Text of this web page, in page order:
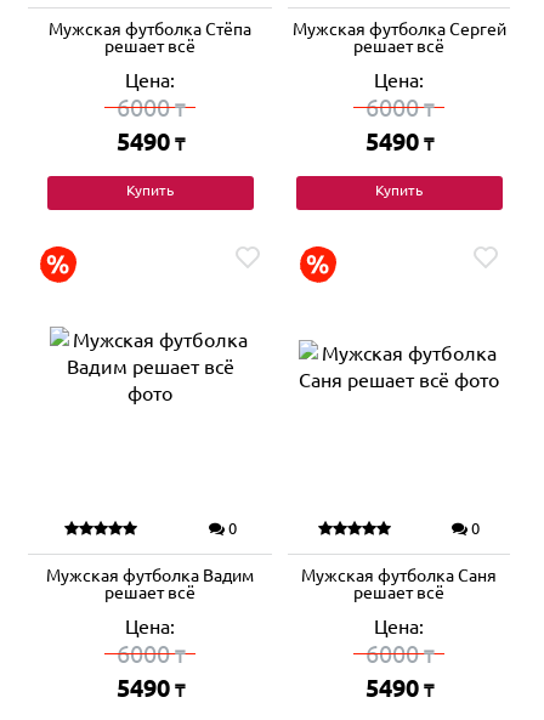
Мужская футболка Стёпа
решает всё
Цена:
6000₸
5490 ₸
Купить
Мужская футболка Сергей
решает всё
Цена:
6000₸
5490 ₸
Купить
0
Мужская футболка Вадим
решает всё
Цена:
6000₸
5490 ₸
0
Мужская футболка Саня
решает всё
Цена:
6000₸
5490 ₸